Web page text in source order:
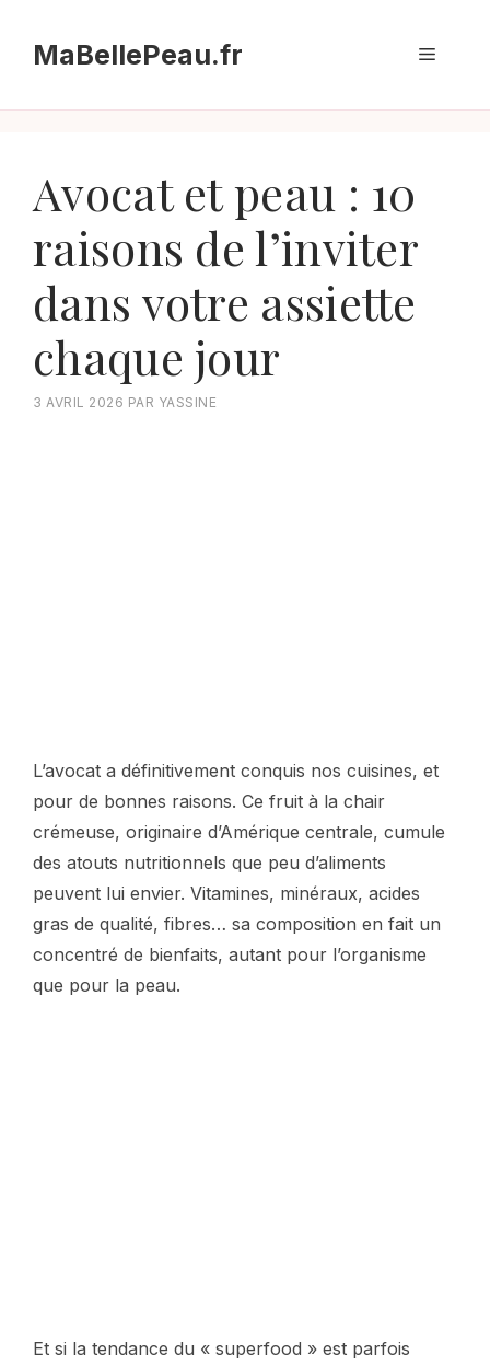
contenuMaBellePeau.fr Menu
Avocat et peau : 10
raisons de l’inviter
dans votre assiette
chaque jour
3 AVRIL 2026 PAR YASSINE
L’avocat a définitivement conquis nos cuisines, et
pour de bonnes raisons. Ce fruit à la chair
crémeuse, originaire d’Amérique centrale, cumule
des atouts nutritionnels que peu d’aliments
peuvent lui envier. Vitamines, minéraux, acides
gras de qualité, fibres… sa composition en fait un
concentré de bienfaits, autant pour l’organisme
que pour la peau.
Et si la tendance du « superfood » est parfois